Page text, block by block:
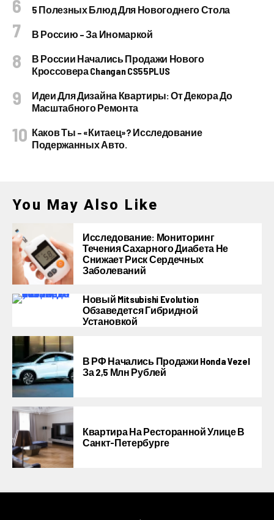
5 Полезных Блюд Для Новогоднего Стола
В Россию – За Иномаркой
В России Начались Продажи Нового
Кроссовера Changan CS55PLUS
Идеи Для Дизайна Квартиры: От Декора До
Масштабного Ремонта
Каков Ты – «китаец»? Исследование
Подержанных Авто.
You May Also Like
Исследование: Мониторинг
Течения Сахарного Диабета Не
Снижает Риск Сердечных
Заболеваний
Новый Mitsubishi Evolution
Обзаведется Гибридной
Установкой
В РФ Начались Продажи Honda Vezel
За 2,5 Млн Рублей
Квартира На Ресторанной Улице В
Санкт-Петербурге